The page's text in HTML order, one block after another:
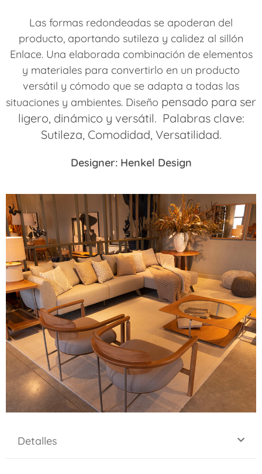
Las formas redondeadas se apoderan del
producto, aportando sutileza y calidez al sillón
Enlace. Una elaborada combinación de elementos
y materiales para convertirlo en un producto
versátil y cómodo que se adapta a todas las
situaciones y ambientes. Diseño pensado para ser
ligero, dinámico y versátil. Palabras clave:
Sutileza, Comodidad, Versatilidad.
Designer: Henkel Design
Detalles